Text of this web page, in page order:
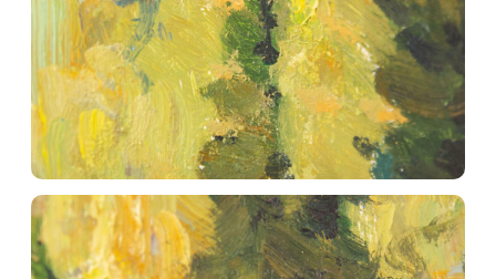
принадлежат правообладателю
Наши работы
Обучение
Доставка и оплата
Политика конфидециальности
Telegram
YouTube
Boosty
Vkontakte